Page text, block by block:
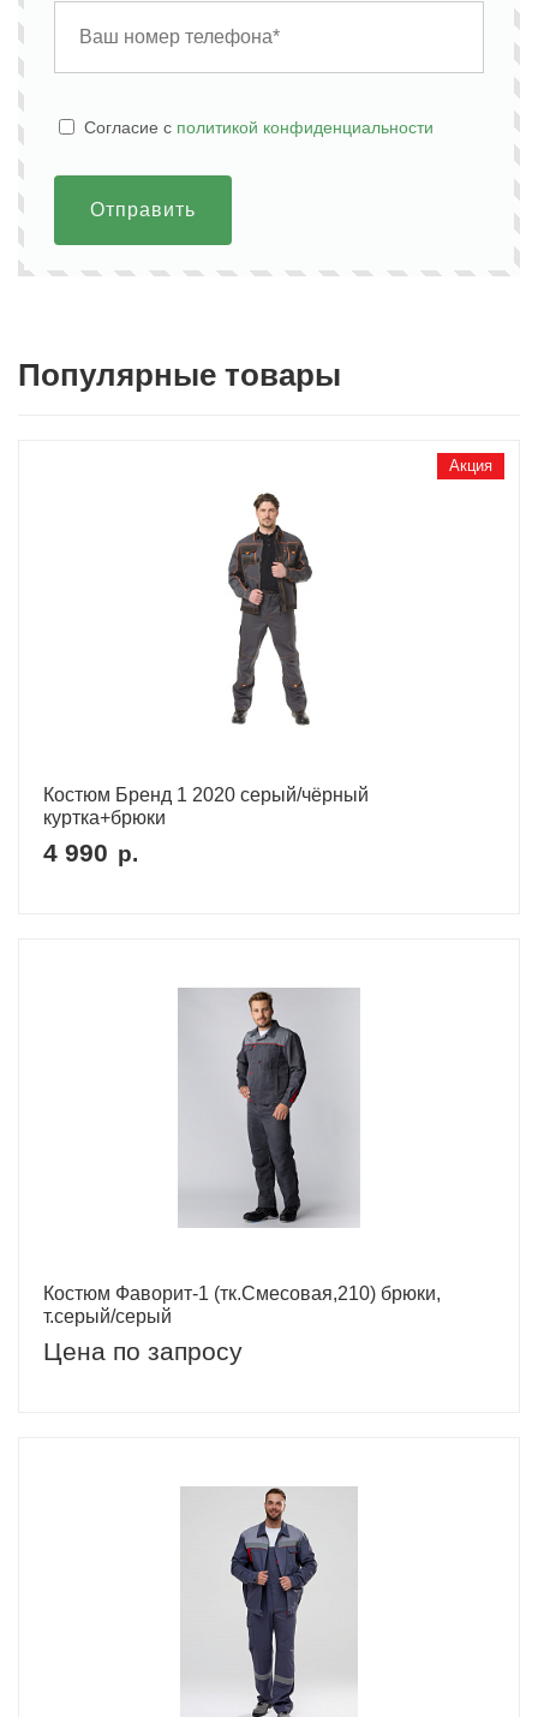
Cогласие с политикой конфиденциальности
Отправить
Популярные товары
Акция
Костюм Бренд 1 2020 серый/чёрный
куртка+брюки
4 990 р.
Костюм Фаворит-1 (тк.Смесовая,210) брюки,
т.серый/серый
Цена по запросу